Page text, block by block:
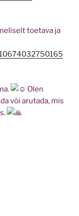
toetava ja
Olen
või arutada, mis